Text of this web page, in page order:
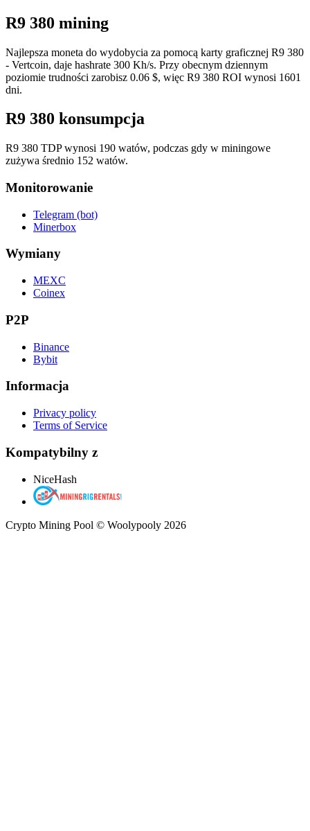
R9 380 mining
Najlepsza moneta do wydobycia za pomocą karty graficznej R9 380
- Vertcoin, daje hashrate 300 Kh/s. Przy obecnym dziennym
poziomie trudności zarobisz 0.06 $, więc R9 380 ROI wynosi 1601
dni.
R9 380 konsumpcja
R9 380 TDP wynosi 190 watów, podczas gdy w miningowe
zużywa średnio 152 watów.
Monitorowanie
Telegram (bot)
Minerbox
Wymiany
MEXC
Coinex
P2P
Binance
Bybit
Informacja
Privacy policy
Terms of Service
Kompatybilny z
NiceHash
Crypto Mining Pool © Woolypooly 2026